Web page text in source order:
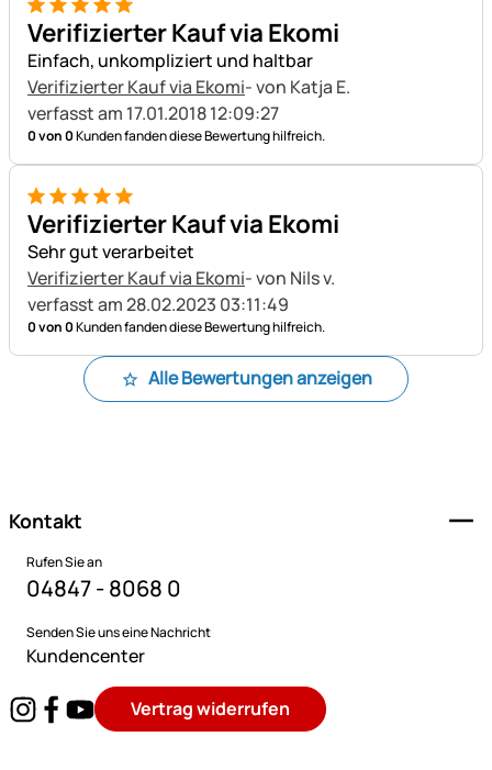
5 von 5
Verifizierter Kauf via Ekomi
Einfach, unkompliziert und haltbar
Verifizierter Kauf via Ekomi- von Katja E.
verfasst am 17.01.2018 12:09:27
0 von 0Kunden fanden diese Bewertung hilfreich.
5 von 5
Verifizierter Kauf via Ekomi
Sehr gut verarbeitet
Verifizierter Kauf via Ekomi- von Nils v.
verfasst am 28.02.2023 03:11:49
0 von 0Kunden fanden diese Bewertung hilfreich.
Alle Bewertungen anzeigen
Kontakt
Rufen Sie an
04847 - 8068 0
Senden Sie uns eine Nachricht
Kundencenter
Vertrag widerrufen